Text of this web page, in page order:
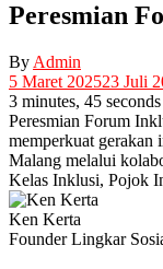
Peresmian
By Admin
5 Maret 202523 Juli
3 minutes, 45
Peresmian Forum
memperkuat gerakan
Malang melalui
Kelas Inklusi, Pojok
Ken Kerta
Founder Lingkar